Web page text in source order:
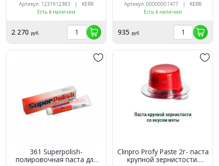
Kerr
Артикул: 1231912383 | KERR
Есть в наличии
2 270 руб.
Артикул: 00000001477 | KERR
Есть в наличии
935 руб.
361 Superpolish-
полировочная паста для
Clinpro Profy Paste 2г- паста
крупной зернистости.